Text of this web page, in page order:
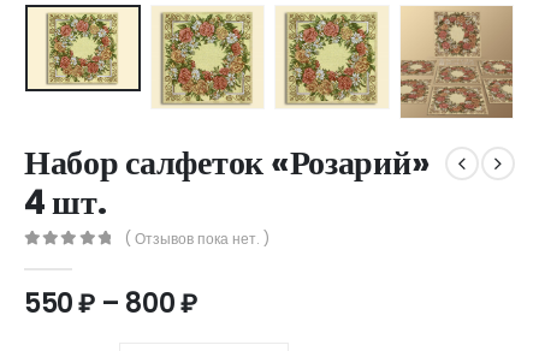
Набор салфеток «Розарий»
4 шт.
( Отзывов пока нет. )
550₽ – 800₽